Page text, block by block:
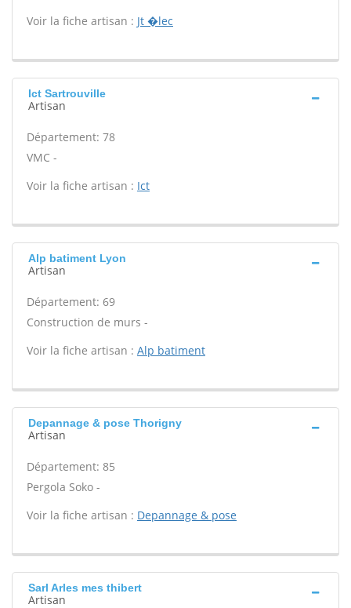
Voir la fiche artisan : Jt �lec
Ict Sartrouville
Artisan
Département: 78
VMC -
Voir la fiche artisan : Ict
Alp batiment Lyon
Artisan
Département: 69
Construction de murs -
Voir la fiche artisan : Alp batiment
Depannage & pose Thorigny
Artisan
Département: 85
Pergola Soko -
Voir la fiche artisan : Depannage & pose
Sarl Arles mes thibert
Artisan